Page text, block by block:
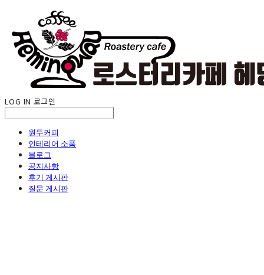
LOG IN 로그인
원두커피
인테리어 소품
블로그
공지사항
후기 게시판
질문 게시판